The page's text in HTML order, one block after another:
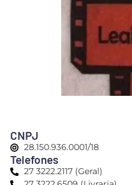
CNPJ
28.150.936.0001/18
Telefones
27 3222.2117 (Geral)